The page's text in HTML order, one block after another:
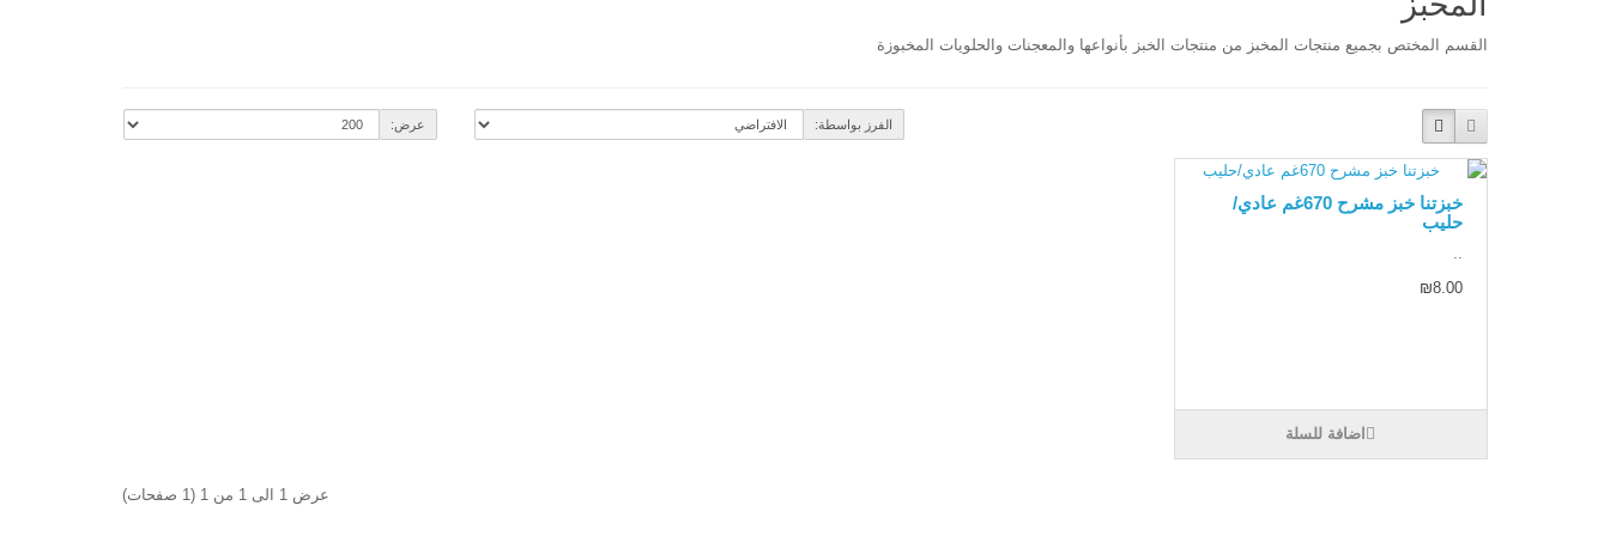
القسم المختص بجميع منتجات المخبز من منتجات الخبز بأنواعها والمعجنات والحلويات المخبوزة
الفرز بواسطة: عرض:
خبزتنا خبز مشرح 670غم عادي/
حليب
..
₪8.00
اضافة للسلة
عرض 1 الى 1 من 1 (1 صفحات)